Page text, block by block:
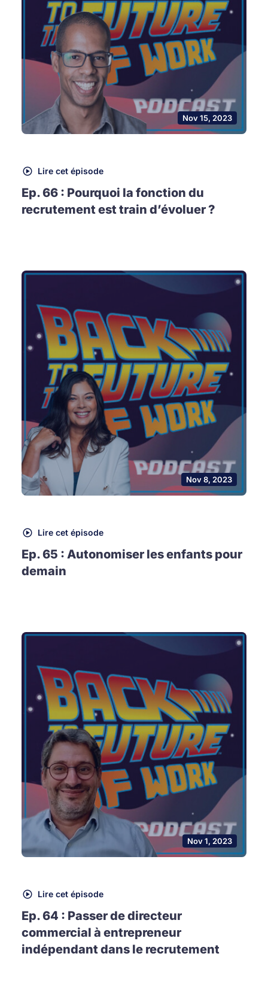
Nov 15, 2023
Lire cet épisode
Ep. 66 : Pourquoi la fonction du
recrutement est train d’évoluer ?
Nov 8, 2023
Lire cet épisode
Ep. 65 : Autonomiser les enfants pour
demain
Nov 1, 2023
Lire cet épisode
Ep. 64 : Passer de directeur
commercial à entrepreneur
indépendant dans le recrutement